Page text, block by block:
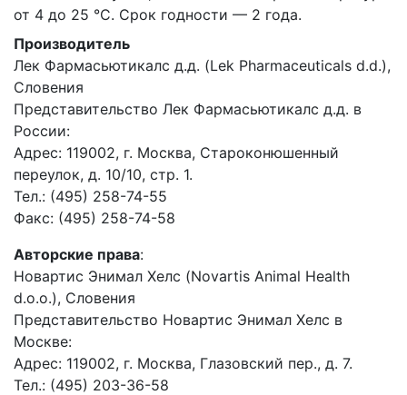
от 4 до 25 °С. Срок годности — 2 года.
Производитель
Лек Фармасьютикалс д.д. (Lek Pharmaceuticals d.d.),
Словения
Представительство Лек Фармасьютикалс д.д. в
России:
Адрес: 119002, г. Москва, Староконюшенный
переулок, д. 10/10, стр. 1.
Тел.: (495) 258-74-55
Факс: (495) 258-74-58
Авторские права:
Новартис Энимал Хелс (Novartis Animal Health
d.o.o.), Словения
Представительство Новартис Энимал Хелс в
Москве:
Адрес: 119002, г. Москва, Глазовский пер., д. 7.
Тел.: (495) 203-36-58